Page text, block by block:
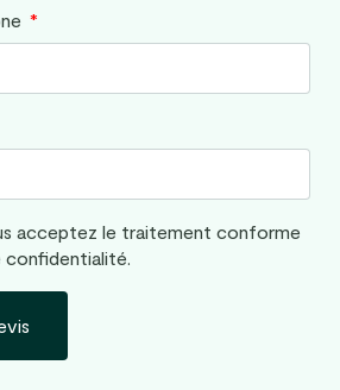
acceptez le traitement conforme